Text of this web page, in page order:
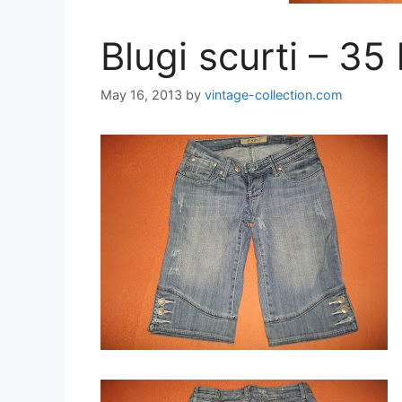
Blugi scurti – 35
May 16, 2013 by vintage-collection.com